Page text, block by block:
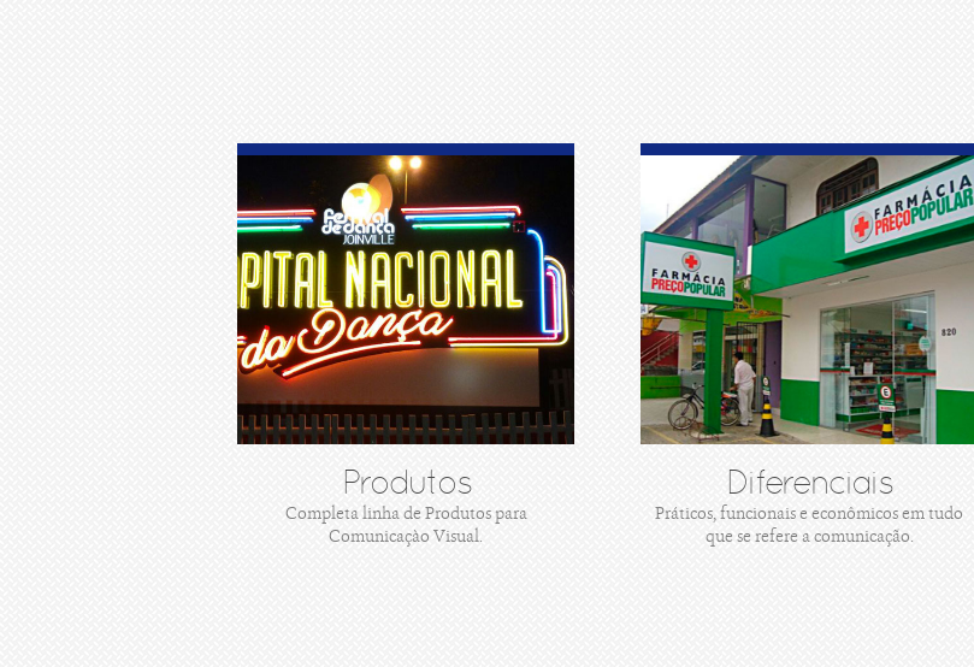
Produtos
Completa linha de Produtos para
Comunicaçào Visual.
Diferenciais
Práticos, funcionais e econômicos em tudo
que se refere a comunicação.